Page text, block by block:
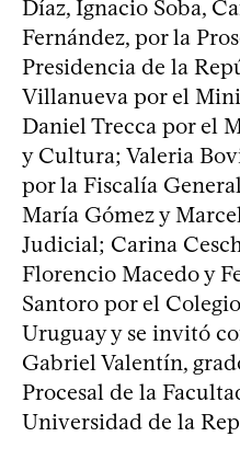
Díaz, Ignacio Soba,
Fernández, por la
Presidencia de la
Villanueva por el
Daniel Trecca por el
y Cultura; Valeria
por la Fiscalía
María Gómez y
Judicial; Carina
Florencio Macedo y
Santoro por el
Uruguay y se invitó
Gabriel Valentín,
Procesal de la
Universidad de la